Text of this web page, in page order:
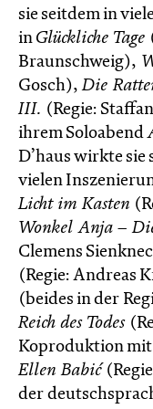
sie seitdem in
in Glückliche Tage
Braunschweig),
Gosch),Die
III. (Regie:
ihrem Soloabend
D’haus wirkte sie
vielen
Licht im Kasten
Wonkel Anja –
Clemens
(Regie: Andreas
(beides in der
Reich des Todes
Koproduktion mit
Ellen Babić
der